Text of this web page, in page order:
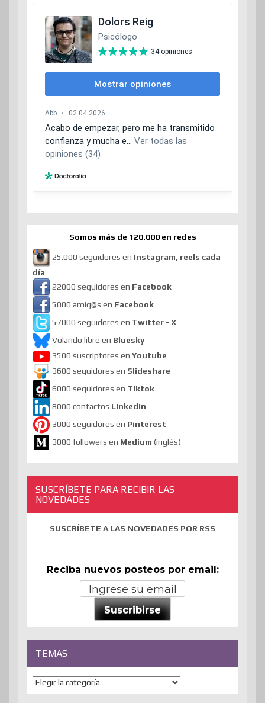
Somos más de 120.000 en redes
25.000 seguidores en Instagram, reels cada
día
22000 seguidores en Facebook
5000 amig@s en Facebook
57000 seguidores en Twitter - X
Volando libre en Bluesky
3500 suscriptores en Youtube
3600 seguidores en Slideshare
6000 seguidores en Tiktok
8000 contactos Linkedin
3000 seguidores en Pinterest
3000 followers en Medium (inglés)
SUSCRÍBETE PARA RECIBIR LAS
NOVEDADES
SUSCRÍBETE A LAS NOVEDADES POR RSS
Reciba nuevos posteos por email:
Suscribirse
TEMAS
Temas